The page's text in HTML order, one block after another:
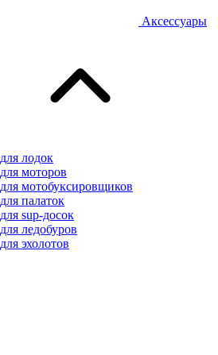
Аксессуары
лодок
моторов
мотобуксировщиков
палаток
sup-досок
ледобуров
эхолотов